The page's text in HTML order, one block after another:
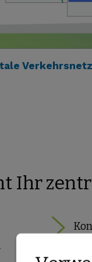
Ihr